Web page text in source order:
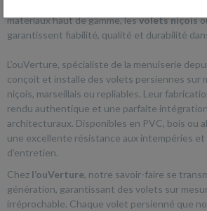
matériaux haut de gamme, lesvolets niçois
garantissent fiabilité, qualité et durabilité
L’ouVerture, spécialiste de la menuiserie
conçoit et installe des volets persiennes sur
niçois, marseillais ou repliables. Leur
rendu authentique et une parfaite
architecturaux. Disponibles en PVC, bois ou
une excellente résistance aux intempéries
d’entretien.
Chez l’ouVerture, notre savoir-faire se
génération, garantissant des volets sur
irréprochable. Chaque volet persienné que